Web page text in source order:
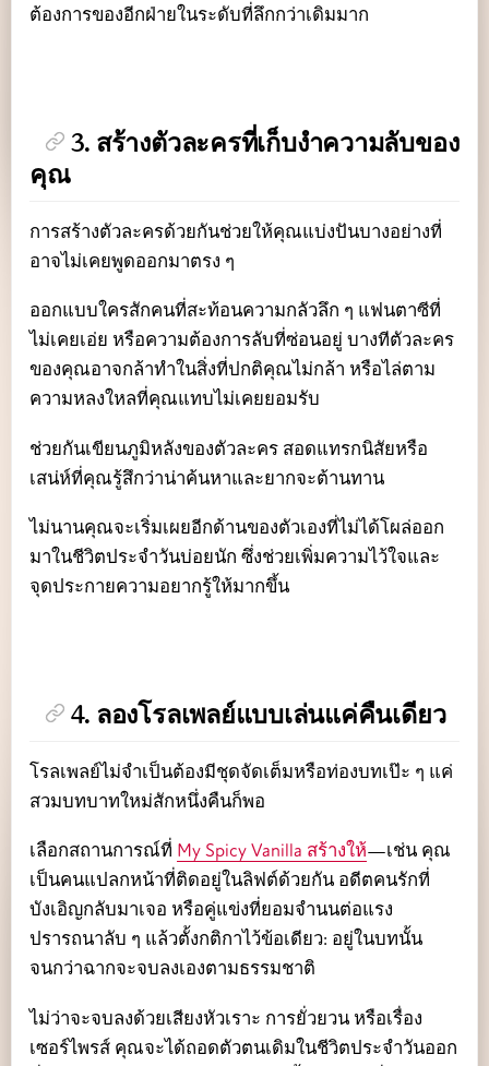
ต้องการของอีกฝ่ายในระดับที่ลึกกว่าเดิมมาก
3. สร้างตัวละครที่เก็บงำความลับของ
คุณ
การสร้างตัวละครด้วยกันช่วยให้คุณแบ่งปันบางอย่างที่
อาจไม่เคยพูดออกมาตรง ๆ
ออกแบบใครสักคนที่สะท้อนความกลัวลึก ๆ แฟนตาซีที่
ไม่เคยเอ่ย หรือความต้องการลับที่ซ่อนอยู่ บางทีตัวละคร
ของคุณอาจกล้าทำในสิ่งที่ปกติคุณไม่กล้า หรือไล่ตาม
ความหลงใหลที่คุณแทบไม่เคยยอมรับ
ช่วยกันเขียนภูมิหลังของตัวละคร สอดแทรกนิสัยหรือ
เสน่ห์ที่คุณรู้สึกว่าน่าค้นหาและยากจะต้านทาน
ไม่นานคุณจะเริ่มเผยอีกด้านของตัวเองที่ไม่ได้โผล่ออก
มาในชีวิตประจำวันบ่อยนัก ซึ่งช่วยเพิ่มความไว้ใจและ
จุดประกายความอยากรู้ให้มากขึ้น
4. ลองโรลเพลย์แบบเล่นแค่คืนเดียว
โรลเพลย์ไม่จำเป็นต้องมีชุดจัดเต็มหรือท่องบทเป๊ะ ๆ แค่
สวมบทบาทใหม่สักหนึ่งคืนก็พอ
เลือกสถานการณ์ที่ My Spicy Vanilla สร้างให้—เช่น คุณ
เป็นคนแปลกหน้าที่ติดอยู่ในลิฟต์ด้วยกัน อดีตคนรักที่
บังเอิญกลับมาเจอ หรือคู่แข่งที่ยอมจำนนต่อแรง
ปรารถนาลับ ๆ แล้วตั้งกติกาไว้ข้อเดียว: อยู่ในบทนั้น
จนกว่าฉากจะจบลงเองตามธรรมชาติ
ไม่ว่าจะจบลงด้วยเสียงหัวเราะ การยั่วยวน หรือเรื่อง
เซอร์ไพรส์ คุณจะได้ถอดตัวตนเดิมในชีวิตประจำวันออก